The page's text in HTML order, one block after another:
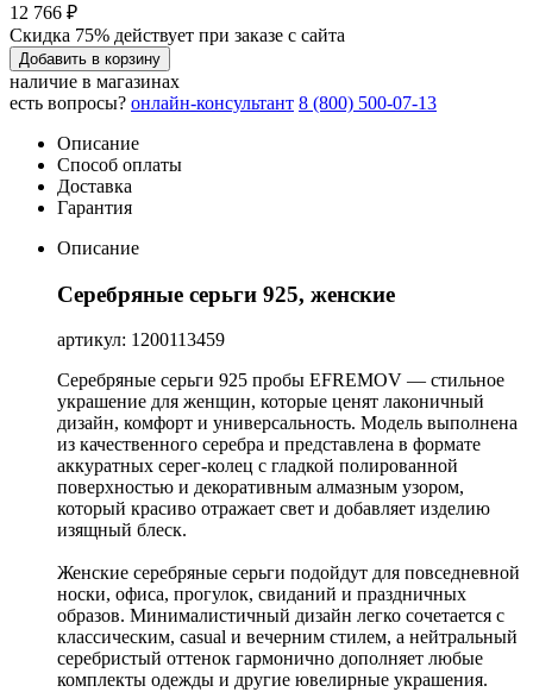
12 766 ₽
Скидка 75% действует при заказе с сайта
Добавить в корзину
наличие в магазинах
есть вопросы? онлайн-консультант 8 (800) 500-07-13
Описание
Способ оплаты
Доставка
Гарантия
Описание
Серебряные серьги 925, женские
артикул: 1200113459
Серебряные серьги 925 пробы EFREMOV — стильное
украшение для женщин, которые ценят лаконичный
дизайн, комфорт и универсальность. Модель выполнена
из качественного серебра и представлена в формате
аккуратных серег-колец с гладкой полированной
поверхностью и декоративным алмазным узором,
который красиво отражает свет и добавляет изделию
изящный блеск.
Женские серебряные серьги подойдут для повседневной
носки, офиса, прогулок, свиданий и праздничных
образов. Минималистичный дизайн легко сочетается с
классическим, casual и вечерним стилем, а нейтральный
серебристый оттенок гармонично дополняет любые
комплекты одежды и другие ювелирные украшения.